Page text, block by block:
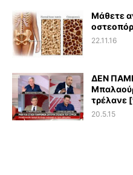
Μάθετε
22.11.16
ΔΕΝ
τρέλανε
20.5.15